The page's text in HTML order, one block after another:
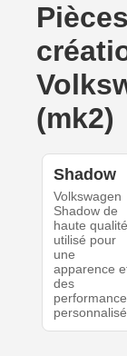
(mk2)
Shadow
Volkswagen
Shadow de
haute qualité
utilisé pour
une
apparence
des